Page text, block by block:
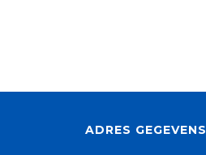
ADRES GEGEVENS